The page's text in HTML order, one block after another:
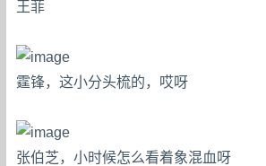
王菲
霆锋，这小分头梳的，哎呀
张伯芝，小时候怎么看着象混血呀